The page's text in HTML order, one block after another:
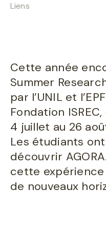
Liens
Cette année
Summer
par l’UNIL et
Fondation
4 juillet au 26
Les étudiants
découvrir
cette
de nouveaux